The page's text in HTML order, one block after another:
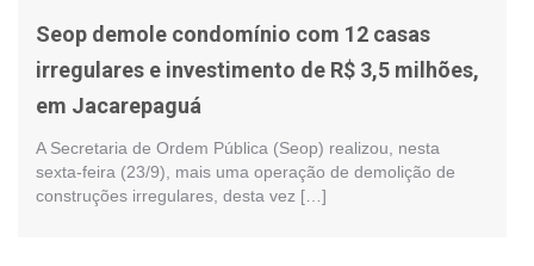
Seop demole condomínio com 12 casas
irregulares e investimento de R$ 3,5 milhões,
em Jacarepaguá
A Secretaria de Ordem Pública (Seop) realizou, nesta
sexta-feira (23/9), mais uma operação de demolição de
construções irregulares, desta vez […]